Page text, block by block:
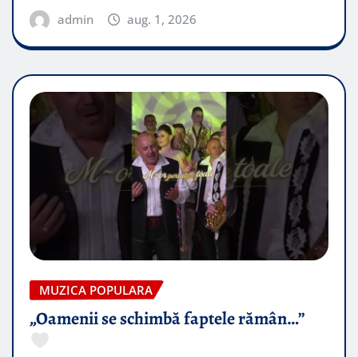
admin aug. 1, 2026
MUZICA POPULARA
„Oamenii se schimbă faptele rămân…”